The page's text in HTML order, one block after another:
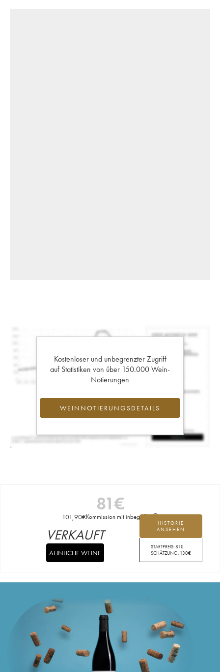
Kostenloser und unbegrenzter Zugriff
auf Statistiken von über 150.000 Wein-
Notierungen
WEINNOTIERUNGSDETAILS
81€
101,90€Kommission mit inbegriffen
HISTORIE
ANSEHEN
STARTPREIS:81€
SCHÄTZUNG: 130€
VERKAUFT
ÄHNLICHE WEINE